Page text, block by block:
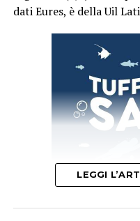
dati Eures, è della Uil
LEGGI